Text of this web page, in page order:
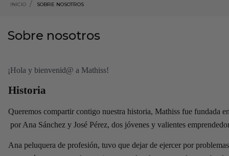
INICIO SOBRE NOSOTROS
Sobre nosotros
¡Hola y bienvenid@ a Mathiss!
Historia
Queremos compartir contigo nuestra historia, Mathiss fue
por Ana Sánchez y José Pérez, dos jóvenes y valientes
Ana peluquera de profesión, tuvo que dejar de ejercer por